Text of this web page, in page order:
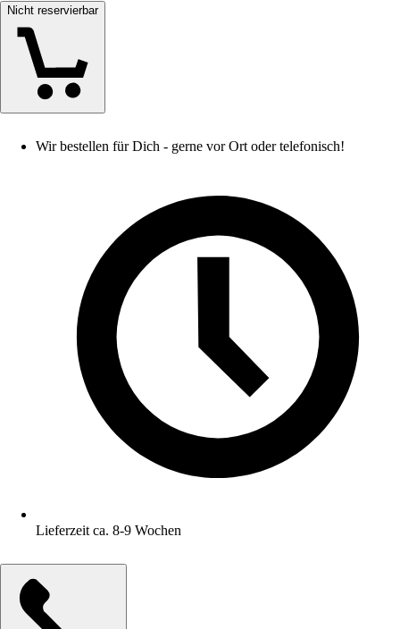
Nicht reservierbar
Wir bestellen für Dich - gerne vor Ort oder telefonisch!
Lieferzeit ca. 8-9 Wochen